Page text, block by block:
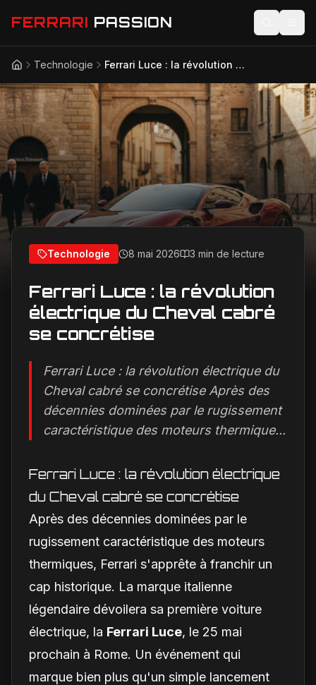
FERRARI PASSION
Actualités
Modèles
Compétition
Technologie
Lifestyle
AccueilTechnologie Ferrari Luce : la révolution électrique du Cheval cabré se concrétise
Technologie 8 mai 2026 3 min de lecture
Ferrari Luce : la révolution
électrique du Cheval cabré
se concrétise
Ferrari Luce : la révolution électrique du
Cheval cabré se concrétise Après des
décennies dominées par le rugissement
caractéristique des moteurs thermique...
Ferrari Luce : la révolution électrique
du Cheval cabré se concrétise
Après des décennies dominées par le
rugissement caractéristique des moteurs
thermiques, Ferrari s'apprête à franchir un
cap historique. La marque italienne
légendaire dévoilera sa première voiture
électrique, la Ferrari Luce, le 25 mai
prochain à Rome. Un événement qui
marque bien plus qu'un simple lancement